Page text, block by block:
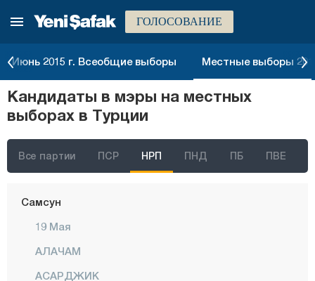
ГОЛОСОВАНИЕ
Июнь 2015 г. Всеобщие выборы Местные выборы
Кандидаты в мэры на местных
выборах в Турции
Все партии ПСР НРП ПНД ПБ ПВЕ
Муш
Орду
Османие
Сакарья
Самсун
19 Мая
АЛАЧАМ
АСАРДЖИК